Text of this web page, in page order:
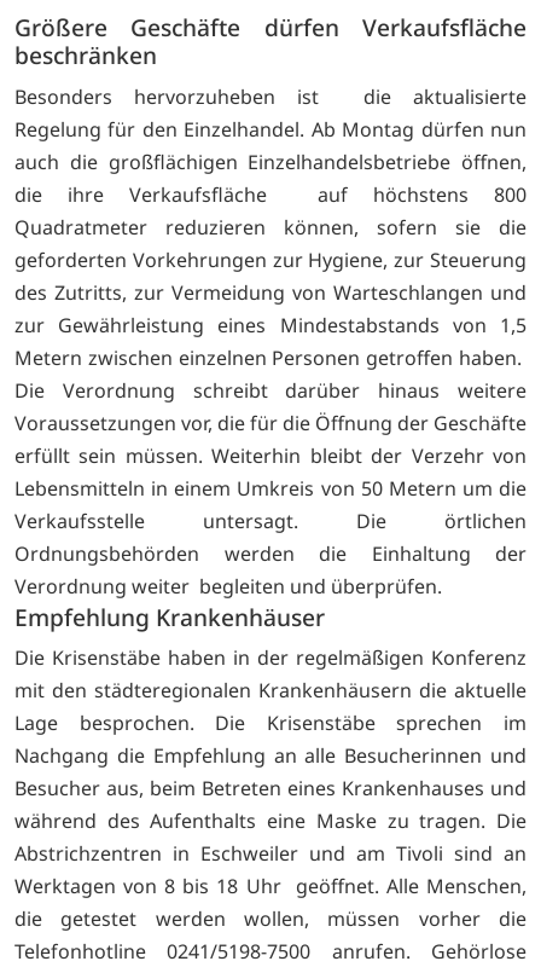
Größere Geschäfte dürfen Verkaufsfläche
beschränken
Besonders hervorzuheben ist die aktualisierte
Regelung für den Einzelhandel. Ab Montag dürfen nun
auch die großflächigen Einzelhandelsbetriebe öffnen,
die ihre Verkaufsfläche auf höchstens 800
Quadratmeter reduzieren können, sofern sie die
geforderten Vorkehrungen zur Hygiene, zur Steuerung
des Zutritts, zur Vermeidung von Warteschlangen und
zur Gewährleistung eines Mindestabstands von 1,5
Metern zwischen einzelnen Personen getroffen haben.
Die Verordnung schreibt darüber hinaus weitere
Voraussetzungen vor, die für die Öffnung der Geschäfte
erfüllt sein müssen. Weiterhin bleibt der Verzehr von
Lebensmitteln in einem Umkreis von 50 Metern um die
Verkaufsstelle untersagt. Die örtlichen
Ordnungsbehörden werden die Einhaltung der
Verordnung weiter begleiten und überprüfen.
Empfehlung Krankenhäuser
Die Krisenstäbe haben in der regelmäßigen Konferenz
mit den städteregionalen Krankenhäusern die aktuelle
Lage besprochen. Die Krisenstäbe sprechen im
Nachgang die Empfehlung an alle Besucherinnen und
Besucher aus, beim Betreten eines Krankenhauses und
während des Aufenthalts eine Maske zu tragen. Die
Abstrichzentren in Eschweiler und am Tivoli sind an
Werktagen von 8 bis 18 Uhr geöffnet. Alle Menschen,
die getestet werden wollen, müssen vorher die
Telefonhotline 0241/5198-7500 anrufen. Gehörlose